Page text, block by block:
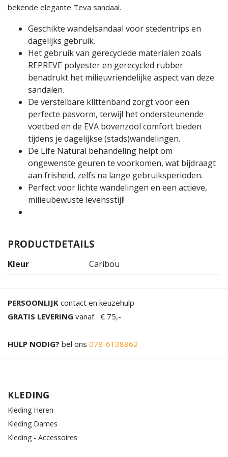
bekende elegante Teva sandaal.
Geschikte wandelsandaal voor stedentrips en
dagelijks gebruik.
Het gebruik van gerecyclede materialen zoals
REPREVE polyester en gerecycled rubber
benadrukt het milieuvriendelijke aspect van deze
sandalen.
De verstelbare klittenband zorgt voor een
perfecte pasvorm, terwijl het ondersteunende
voetbed en de EVA bovenzool comfort bieden
tijdens je dagelijkse (stads)wandelingen.
De Life Natural behandeling helpt om
ongewenste geuren te voorkomen, wat bijdraagt
aan frisheid, zelfs na lange gebruiksperioden.
Perfect voor lichte wandelingen en een actieve,
milieubewuste levensstijl!
PRODUCTDETAILS
Kleur Caribou
PERSOONLIJK contact en keuzehulp
GRATIS LEVERING vanaf € 75,-
HULP NODIG? bel ons 078-6138862
KLEDING
Kleding Heren
Kleding Dames
Kleding - Accessoires